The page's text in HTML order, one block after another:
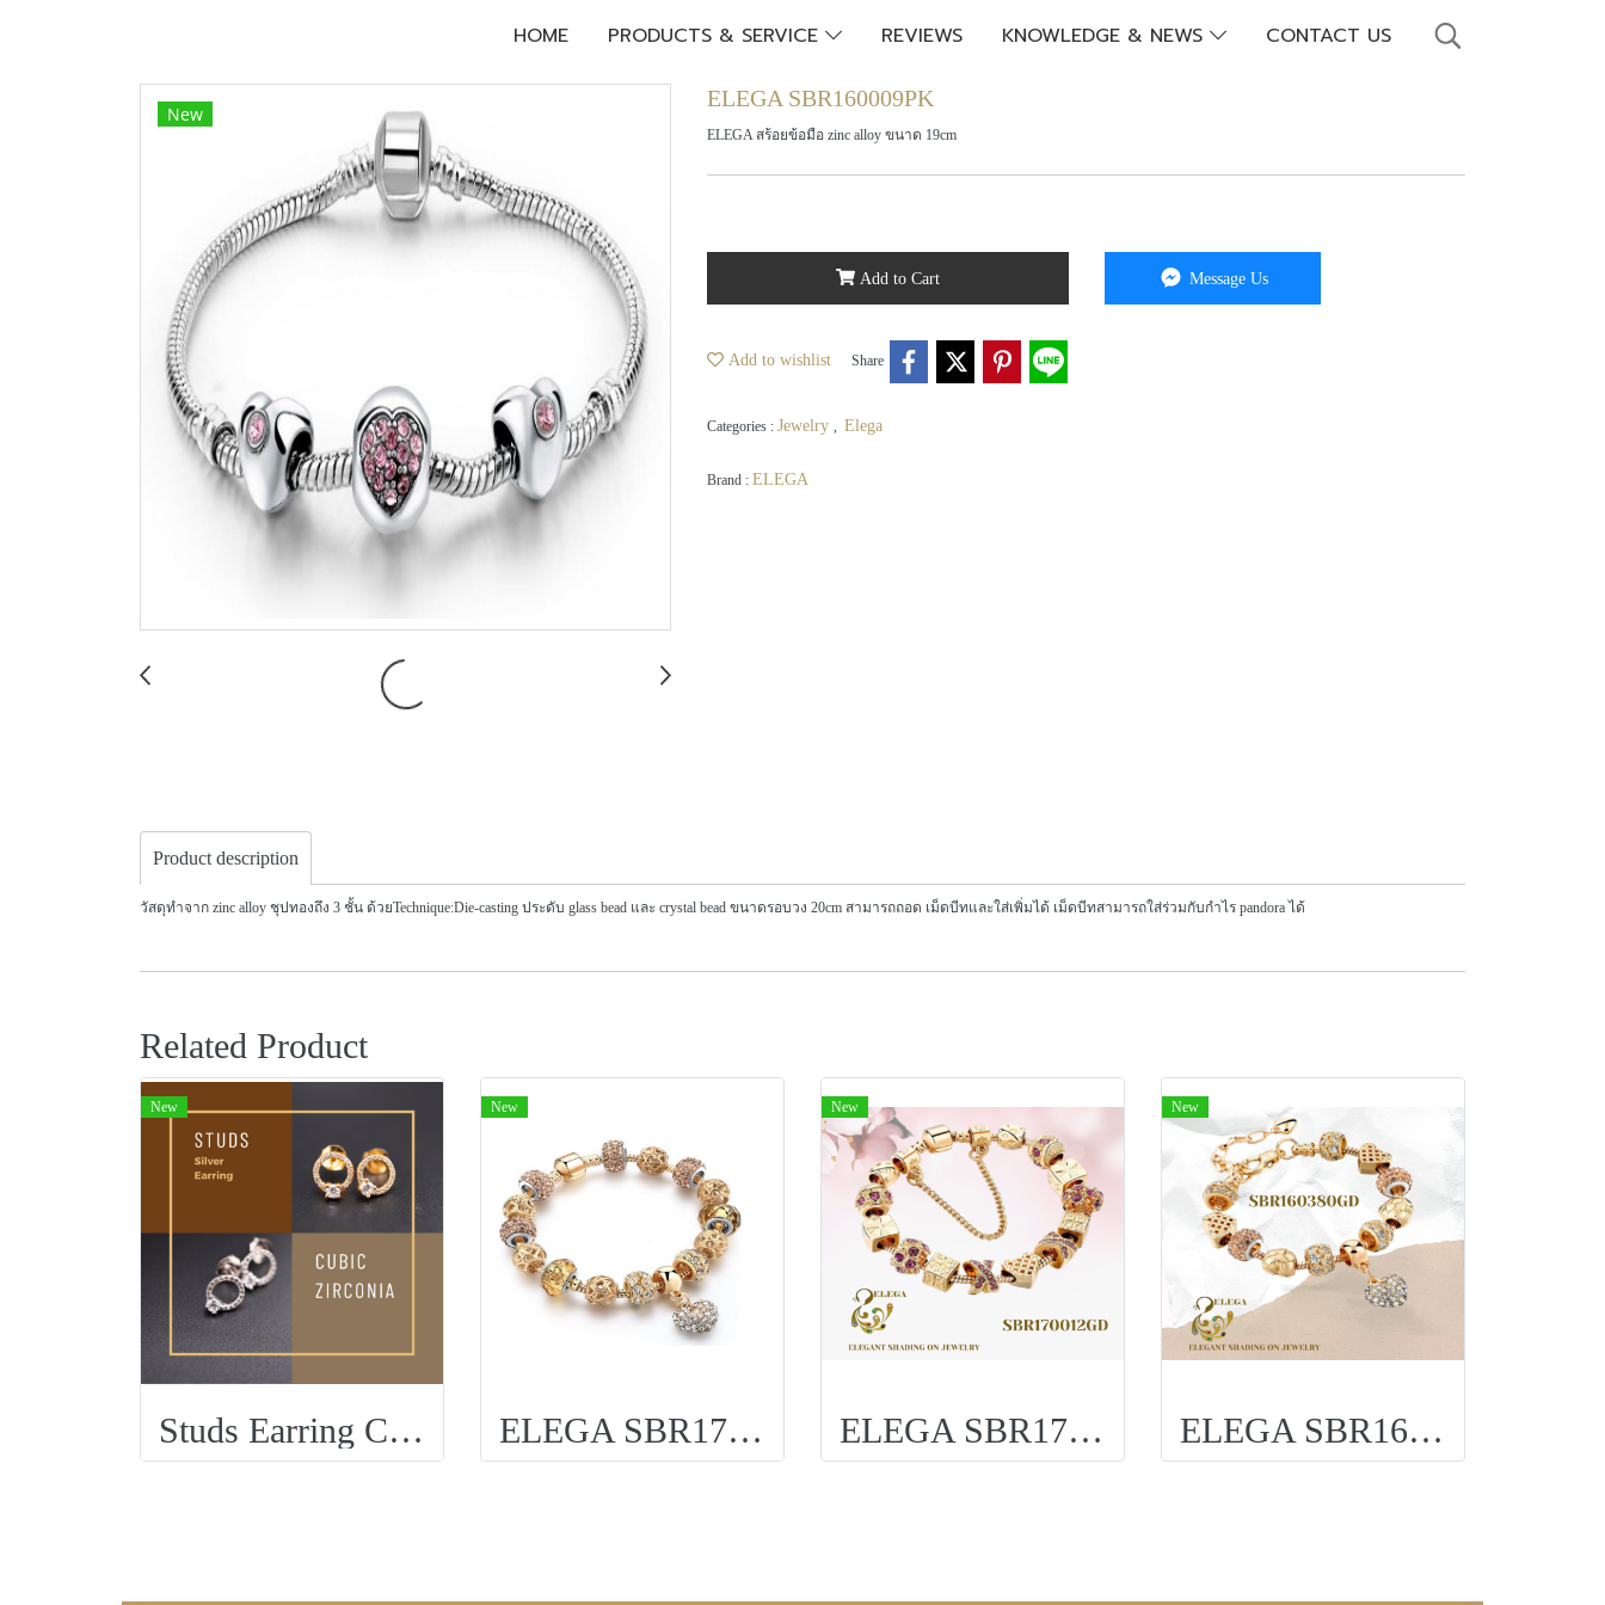
HOME PRODUCTS & SERVICE REVIEWS KNOWLEDGE & NEWS CONTACT US
New
ELEGA SBR160009PK
ELEGA สร้อยข้อมือ zinc alloy ขนาด 19cm
Add to Cart Message Us
Add to wishlist Share
Categories : Jewelry Elega
Brand : ELEGA
Product description
วัสดุทำจาก zinc alloy ชุปทองถึง 3 ชั้น ด้วยTechnique:Die-casting ประดับ glass bead และ crystal bead ขนาดรอบวง 20cm สามารถถอด เม็ดบีทและใส่เพิ่มได้ เม็ดบีทสามารถใส่ร่วมกับกำไร pandora ได้
Related Product
New
Studs Earring CZ001
New
ELEGA SBR170006GD
New
ELEGA SBR170012GD
New
ELEGA SBR160380GD